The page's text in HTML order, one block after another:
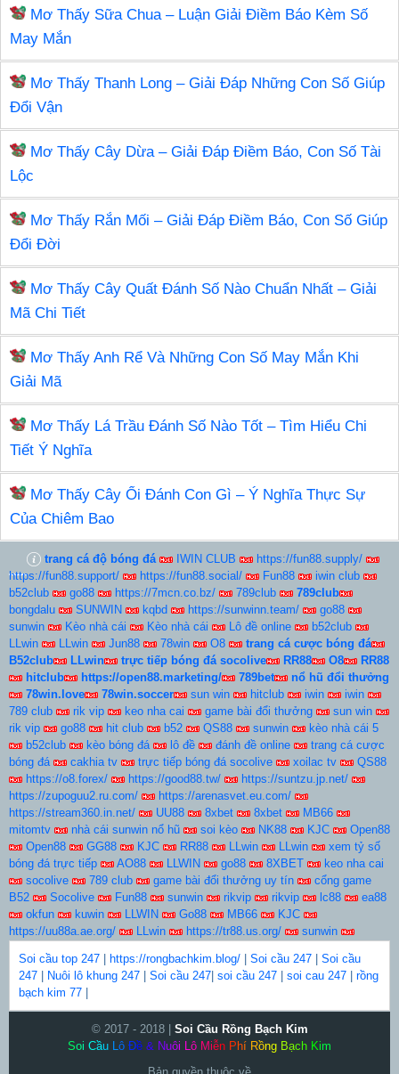
Mơ Thấy Sữa Chua – Luận Giải Điềm Báo Kèm Số
May Mắn
Mơ Thấy Thanh Long – Giải Đáp Những Con Số Giúp
Đổi Vận
Mơ Thấy Cây Dừa – Giải Đáp Điềm Báo, Con Số Tài
Lộc
Mơ Thấy Rắn Mối – Giải Đáp Điềm Báo, Con Số Giúp
Đổi Đời
Mơ Thấy Cây Quất Đánh Số Nào Chuẩn Nhất – Giải
Mã Chi Tiết
Mơ Thấy Anh Rể Và Những Con Số May Mắn Khi
Giải Mã
Mơ Thấy Lá Trầu Đánh Số Nào Tốt – Tìm Hiểu Chi
Tiết Ý Nghĩa
Mơ Thấy Cây Ổi Đánh Con Gì – Ý Nghĩa Thực Sự
Của Chiêm Bao
trang cá độ bóng đá IWIN CLUB
https://fun88.supply/
https://fun88.support/
https://fun88.social/ Fun88
iwin club
b52club
go88 https://7mcn.co.bz/ 789club
789club
bongdalu
SUNWIN kqbd https://sunwinn.team/
go88
sunwin
Kèo nhà cái Kèo nhà cái Lô đề online
b52club
LLwin
LLwin Jun88 78win O8
trang cá cược bóng đá
B52club
LLwin trực tiếp bóng đá socolive RR88 O8
RR88
hitclub
https://open88.marketing/ 789bet
nổ hũ đổi thưởng
78win.love
78win.soccer sun win hitclub iwin
iwin
789 club
rik vip keo nha cai game bài đổi thưởng
sun win
rik vip
go88 hit club b52 QS88 sunwin
kèo nhà cái 5
b52club
kèo bóng đá lô đề đánh đề online
trang cá cược
bóng đá
cakhia tv trực tiếp bóng đá socolive xoilac tv
QS88
https://o8.forex/
https://good88.tw/
https://suntzu.jp.net/
https://zupoguu2.ru.com/
https://arenasvet.eu.com/
https://stream360.in.net/
UU88 8xbet 8xbet
MB66
mitomtv
nhà cái sunwin nổ hũ soi kèo NK88 KJC
Open88
Open88
GG88 KJC RR88 LLwin LLwin
xem tỷ số
bóng đá trực tiếp
AO88 LLWIN go88 8XBET
keo nha cai
socolive
789 club game bài đổi thưởng uy tín
cổng game
B52
Socolive Fun88 sunwin rikvip rikvip lc88
ea88
okfun
kuwin LLWIN Go88 MB66
KJC
https://uu88a.ae.org/
LLwin https://tr88.us.org/ sunwin
Soi cầu top 247 https://rongbachkim.blog/ Soi cầu 247
Soi cầu
247
Nuôi lô khung 247 Soi cầu 247 soi cầu 247 soi cau 247
rồng
bạch kim 77
© 2017 - 2018 | Soi Cầu Rồng Bạch Kim
Soi Cầu Lô Đề & Nuôi Lô Miễn P hí Rồng Bạc h Kim